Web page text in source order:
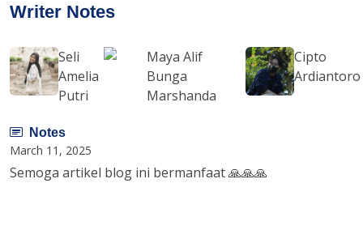
Writer Notes
Seli
Amelia
Putri
Maya Alif
Bunga
Marshanda
Cipto
Ardiantoro
Notes
March 11, 2025
Semoga artikel blog ini bermanfaat 🙏🙏🙏